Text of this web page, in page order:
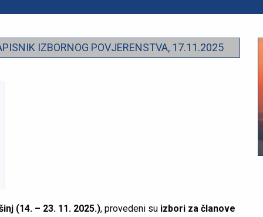
IZBORNOG POVJERENSTVA, 17.11.2025
(14. – 23. 11. 2025.), provedeni su izbori za članove